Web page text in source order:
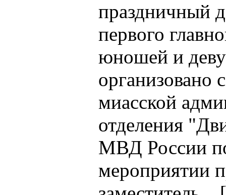
праздничный
первого
юношей и
организовано
миасской
отделения
МВД России
мероприятии